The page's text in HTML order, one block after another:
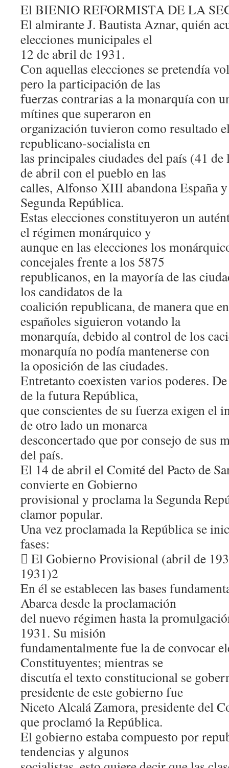
El BIENIO REFORMISTA DE LA
El almirante J. Bautista Aznar, quién
elecciones municipales el
12 de abril de 1931.
Con aquellas elecciones se pretendía
pero la participación de las
fuerzas contrarias a la monarquía con
mítines que superaron en
organización tuvieron como resultado
republicano-socialista en
las principales ciudades del país (41
de abril con el pueblo en las
calles, Alfonso XIII abandona España
Segunda República.
Estas elecciones constituyeron un
el régimen monárquico y
aunque en las elecciones los
concejales frente a los 5875
republicanos, en la mayoría de las
los candidatos de la
coalición republicana, de manera que
españoles siguieron votando la
monarquía, debido al control de los
monarquía no podía mantenerse con
la oposición de las ciudades.
Entretanto coexisten varios poderes.
de la futura República,
que conscientes de su fuerza exigen el
de otro lado un monarca
desconcertado que por consejo de sus
del país.
El 14 de abril el Comité del Pacto de
convierte en Gobierno
provisional y proclama la Segunda
clamor popular.
Una vez proclamada la República se
fases:
 El Gobierno Provisional (abril de
1931)2
En él se establecen las bases
Abarca desde la proclamación
del nuevo régimen hasta la
1931. Su misión
fundamentalmente fue la de convocar
Constituyentes; mientras se
discutía el texto constitucional se
presidente de este gobierno fue
Niceto Alcalá Zamora, presidente del
que proclamó la República.
El gobierno estaba compuesto por
tendencias y algunos